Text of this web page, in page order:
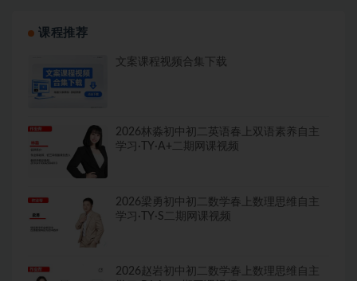
课程推荐
文案课程视频合集下载
2026林淼初中初二英语春上双语素养自主
学习·TY·A+二期网课视频
2026梁勇初中初二数学春上数理思维自主
学习·TY·S二期网课视频
2026赵岩初中初二数学春上数理思维自主